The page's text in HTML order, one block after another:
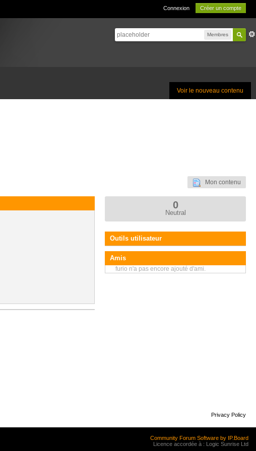
Connexion Créer un compte
Membres
Voir le nouveau contenu
Mon contenu
0
Neutral
Outils utilisateur
Amis
furio n'a pas encore ajouté d'ami.
Privacy Policy
Community Forum Software by IP.Board
Licence accordée à : Logic Sunrise Ltd